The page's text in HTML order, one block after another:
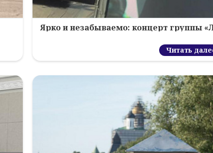
Ярко и незабываемо: концерт группы
Читать